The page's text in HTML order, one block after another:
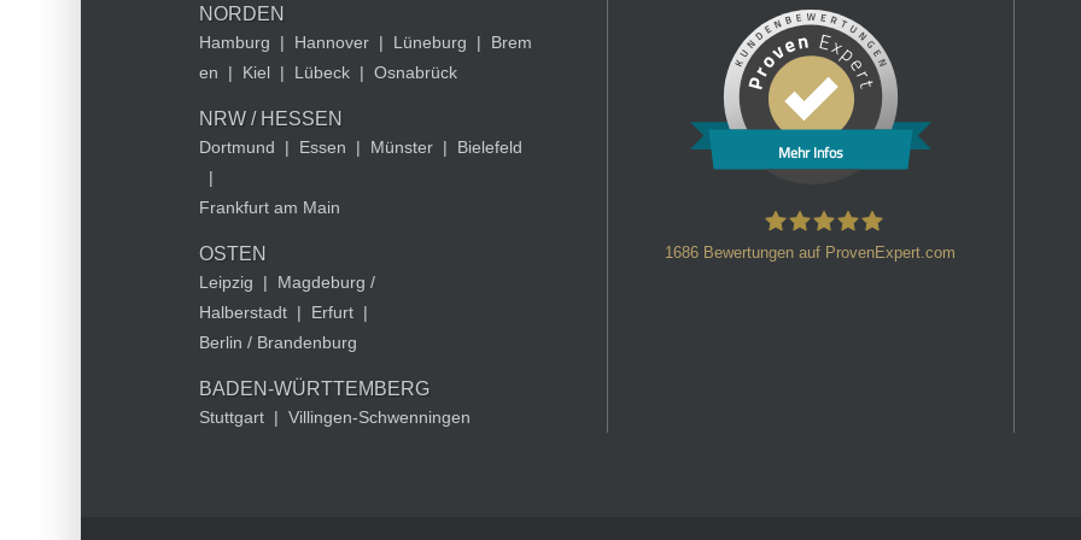
NORDEN
Hamburg | Hannover | Lüneburg |
Brem
en
| Kiel | Lübeck | Osnabrück
NRW / HESSEN
Dortmund | Essen | Münster |
Bielefeld
|
Frankfurt am Main
OSTEN
Leipzig |
Magdeburg /
Halberstadt | Erfurt |
Berlin / Brandenburg
BADEN-WÜRTTEMBERG
Stuttgart | Villingen-Schwenningen
Mehr Infos
1686 Bewertungen auf ProvenExpert.com